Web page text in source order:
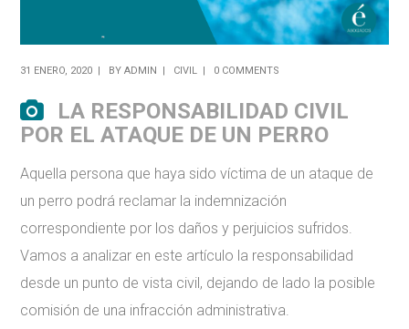
31 ENERO, 2020 BYADMIN CIVIL 0 COMMENTS
LA RESPONSABILIDAD CIVIL
POR EL ATAQUE DE UN PERRO
Aquella persona que haya sido víctima de un ataque de
un perro podrá reclamar la indemnización
correspondiente por los daños y perjuicios sufridos.
Vamos a analizar en este artículo la responsabilidad
desde un punto de vista civil, dejando de lado la posible
comisión de una infracción administrativa.